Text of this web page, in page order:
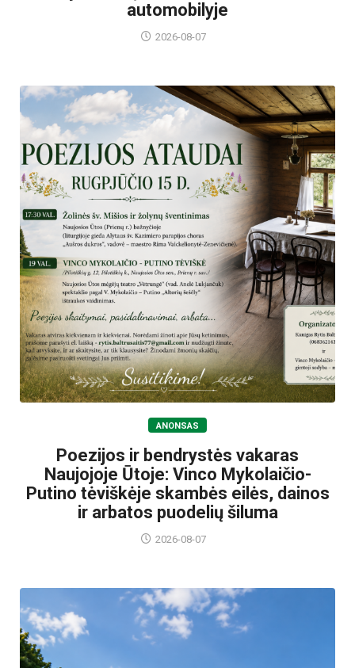
automobilyje
2026-08-07
ANONSAS
Poezijos ir bendrystės vakaras
Naujojoje Ūtoje: Vinco Mykolaičio-
Putino tėviškėje skambės eilės, dainos
ir arbatos puodelių šiluma
2026-08-07